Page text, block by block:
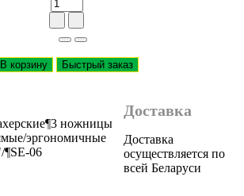
В корзину Быстрый заказ
Доставка
Доставка
осуществляется по
всей Беларуси